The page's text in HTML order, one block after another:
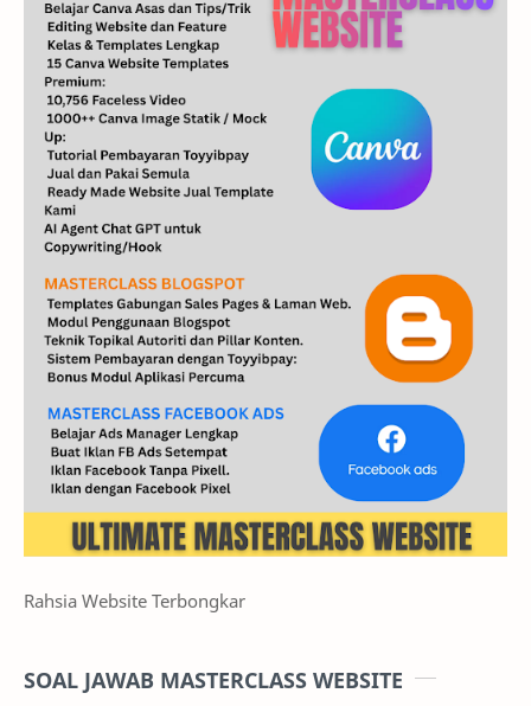
Rahsia Website Terbongkar
SOAL JAWAB MASTERCLASS WEBSITE